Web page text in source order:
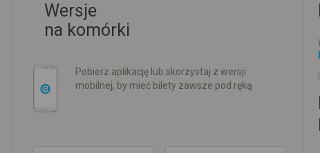
Wersje
na komórki
Pobierz aplikację lub skorzystaj z wersji
mobilnej, by mieć bilety zawsze pod ręką